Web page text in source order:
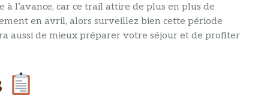
l’avance, car ce trail attire de plus en plus de
en avril, alors surveillez bien cette période
aussi de mieux préparer votre séjour et de profiter